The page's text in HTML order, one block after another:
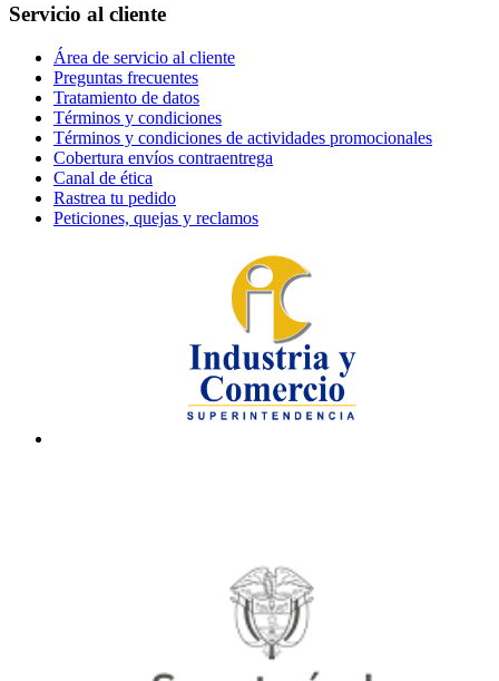
Servicio al cliente
Área de servicio al cliente
Preguntas frecuentes
Tratamiento de datos
Términos y condiciones
Términos y condiciones de actividades promocionales
Cobertura envíos contraentrega
Canal de ética
Rastrea tu pedido
Peticiones, quejas y reclamos